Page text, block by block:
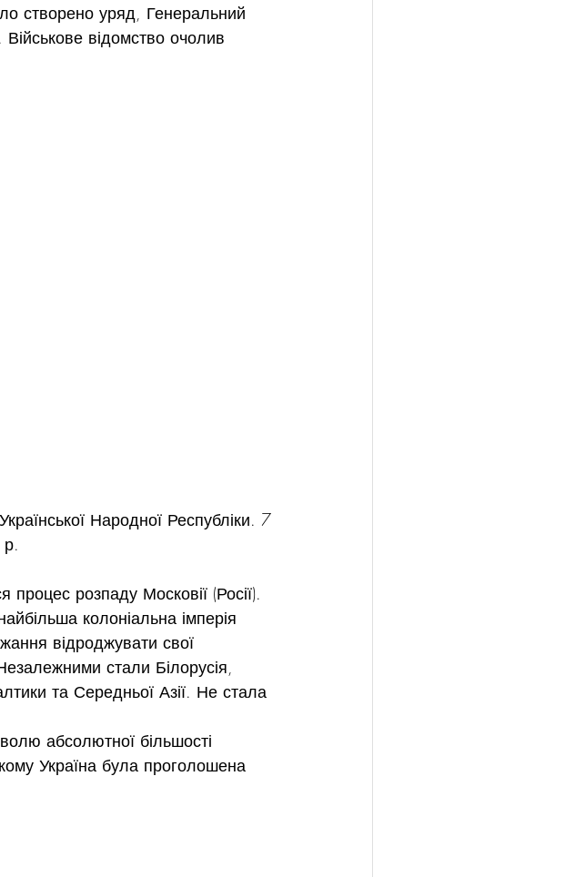
створено уряд, Генеральний
відомство очолив
Народної Республіки. 7
розпаду Московії (Росії).
колоніальна імперія
відроджувати свої
стали Білорусія,
та Середньої Азії. Не стала
абсолютної більшості
Україна була проголошена